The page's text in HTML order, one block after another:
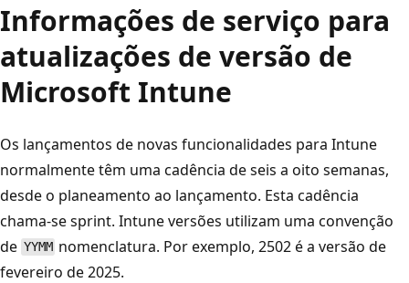
Informações de serviço para
atualizações de versão de
Microsoft Intune
Os lançamentos de novas funcionalidades para Intune
normalmente têm uma cadência de seis a oito semanas,
desde o planeamento ao lançamento. Esta cadência
chama-se sprint. Intune versões utilizam uma convenção
de YYMM nomenclatura. Por exemplo, 2502 é a versão de
fevereiro de 2025.